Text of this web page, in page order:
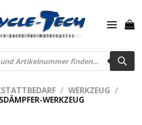
/ WERKZEUG /
WERKZEUG